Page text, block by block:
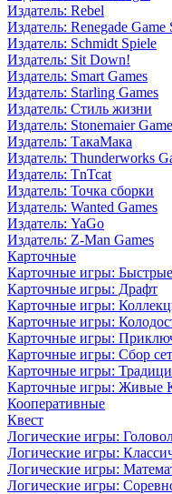
Издатель: Rebel
Издатель: Renegade Game
Издатель: Schmidt Spiele
Издатель: Sit Down!
Издатель: Smart Games
Издатель: Starling Games
Издатель: Стиль жизни
Издатель: Stonemaier
Издатель: ТакаМака
Издатель: Thunderworks
Издатель: TnTcat
Издатель: Точка сборки
Издатель: Wanted Games
Издатель: YaGo
Издатель: Z-Man Games
Карточные
Карточные игры:
Карточные игры: Драфт
Карточные игры:
Карточные игры:
Карточные игры:
Карточные игры: Сбор
Карточные игры:
Карточные игры: Живые
Кооперативные
Квест
Логические игры:
Логические игры:
Логические игры:
Логические игры: